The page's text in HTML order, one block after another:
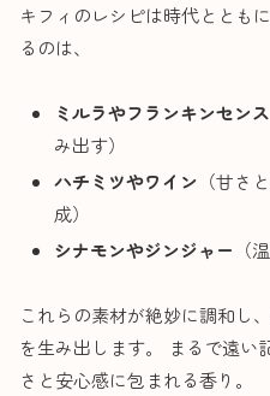
キフィのレシピは時代ととも
るのは、
ミルラやフランキンセンス
み出す）
ハチミツやワイン （甘さ
成）
シナモンやジンジャー （
これらの素材が絶妙に調和し
を生み出します。 まるで遠い
さと安心感に包まれる香り。